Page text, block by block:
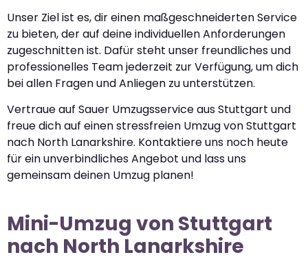
Unser Ziel ist es, dir einen maßgeschneiderten Service
zu bieten, der auf deine individuellen Anforderungen
zugeschnitten ist. Dafür steht unser freundliches und
professionelles Team jederzeit zur Verfügung, um dich
bei allen Fragen und Anliegen zu unterstützen.
Vertraue auf Sauer Umzugsservice aus Stuttgart und
freue dich auf einen stressfreien Umzug von Stuttgart
nach North Lanarkshire. Kontaktiere uns noch heute
für ein unverbindliches Angebot und lass uns
gemeinsam deinen Umzug planen!
Mini-Umzug von Stuttgart
nach North Lanarkshire